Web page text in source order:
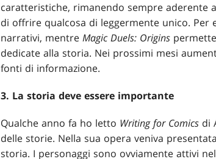
caratteristiche, rimanendo sempre aderente
di offrire qualcosa di leggermente unico.
narrativi, mentre Magic Duels: Origins
dedicate alla storia. Nei prossimi mesi
fonti di informazione.
3. La storia deve essere importante
Qualche anno fa ho letto Writing for Comics di
delle storie. Nella sua opera veniva
storia. I personaggi sono ovviamente attivi